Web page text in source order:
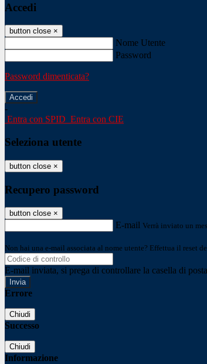
Accedi
button close ×
Nome Utente
Password
Password dimenticata?
-
Entra con SPID Entra con CIE
Seleziona utente
button close ×
Recupero password
button close ×
E-mail Verrà inviato un
Non hai una e-mail associata al nome utente? Effettua il reset
E-mail inviata, si prega di controllare la casella di
Errore
Chiudi
Successo
Chiudi
Informazione